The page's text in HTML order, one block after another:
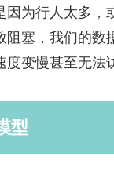
因为行人太多
阻塞，我们的数
度变慢甚至无法
型